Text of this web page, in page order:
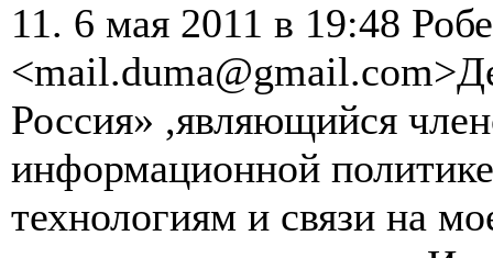
11. 6 мая 2011 в 19:48
Россия» ,являющийся
информационной
технологиям и связи на